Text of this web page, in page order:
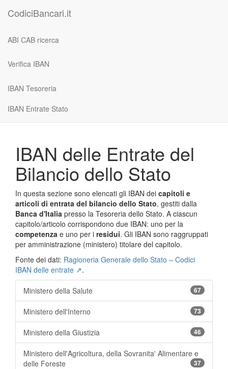
CodiciBancari.it
ABI CAB ricerca
Verifica IBAN
IBAN Tesoreria
IBAN Entrate Stato
IBAN delle Entrate del
Bilancio dello Stato
In questa sezione sono elencati gli IBAN dei capitoli e
articoli di entrata del bilancio dello Stato, gestiti dalla
Banca d'Italia presso la Tesoreria dello Stato. A ciascun
capitolo/articolo corrispondono due IBAN: uno per la
competenza e uno per i residui. Gli IBAN sono raggruppati
per amministrazione (ministero) titolare del capitolo.
Fonte dei dati: Ragioneria Generale dello Stato – Codici
IBAN delle entrate ↗.
Ministero della Salute 67
Ministero dell'Interno 73
Ministero della Giustizia 46
Ministero dell'Agricoltura, della Sovranita' Alimentare e
delle Foreste
37